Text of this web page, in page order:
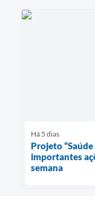
Há 5 dias
Projeto
importantes
semana